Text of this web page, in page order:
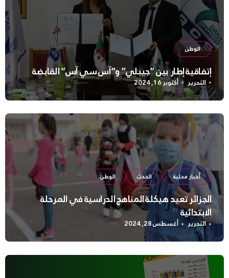
الوطن
إتفاقية إطار بين “جيبلي” و”آس سي آس” القابضة
التحرير أكتوبر 16, 2024
أخبار محلية الحدث الوطن
الجزائر تعيد هيكلة المناهج الدراسية في المرحلة
الابتدائية
التحرير أغسطس 28, 2024